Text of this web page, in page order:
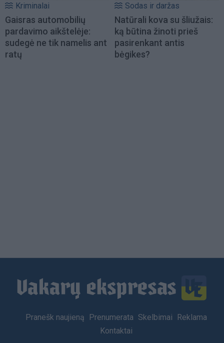
Kriminalai
Gaisras automobilių
pardavimo aikštelėje:
sudegė ne tik namelis ant
ratų
Sodas ir daržas
Natūrali kova su šliužais:
ką būtina žinoti prieš
pasirenkant antis
bėgikes?
Footer
Pranešk naujieną Prenumerata Skelbimai
Reklama
Kontaktai